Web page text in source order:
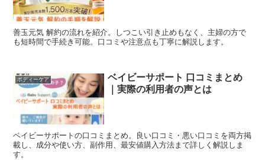
善玉元気 解約の流れを紹介。しつこい引き止めもなく、主婦の方で
も短時間で手続き可能。口コミや注意点も丁寧に解説します。
ボディーケア
ベイビーサポート 口コミまとめ
｜実際の利用者の声とは
ベイビーサポートの口コミまとめ。良い口コミ・悪い口コミを両方掲
載し、成分や使い方、副作用、最安値購入方法まで詳しく解説しま
す。